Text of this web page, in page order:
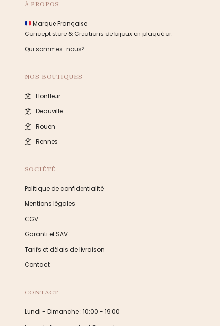
À PROPOS
Marque Française
Concept store & Creations de bijoux en plaqué or.
Qui sommes-nous?
NOS BOUTIQUES
Honfleur
Deauville
Rouen
Rennes
SOCIÉTÉ
Politique de confidentialité
Mentions légales
CGV
Garanti et SAV
Tarifs et délais de livraison
Contact
CONTACT
Lundi - Dimanche : 10:00 - 19:00